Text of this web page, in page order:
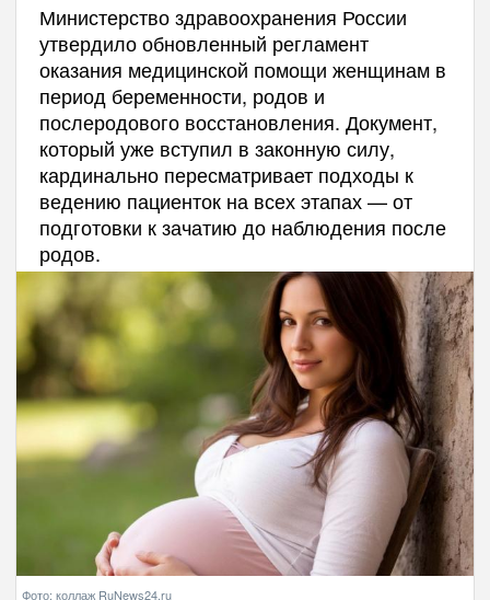
Министерство здравоохранения России
утвердило обновленный регламент
оказания медицинской помощи женщинам в
период беременности, родов и
послеродового восстановления. Документ,
который уже вступил в законную силу,
кардинально пересматривает подходы к
ведению пациенток на всех этапах — от
подготовки к зачатию до наблюдения после
родов.
Фото: коллаж RuNews24.ru